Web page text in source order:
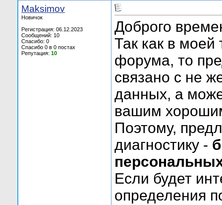
Maksimov
Новичок
Регистрация: 06.12.2023
Сообщений: 10
Спасибо: 0
Спасибо 0 в 0 постах
Репутация: 10
Доброго
Так как в моей
форума, то
связано с не
данных, а
вашим
Поэтому,
диагностику -
Если будет
определения